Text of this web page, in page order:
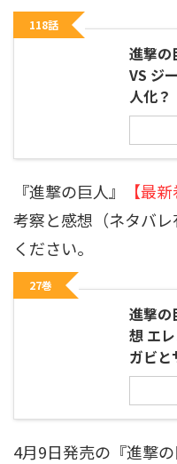
118話
進撃の
VS ジ
人化？
『進撃の巨人』 【最新
考察と感想（ネタバ
ください。
27巻
進撃の
想 エ
ガビと
4月9日発売の『進撃